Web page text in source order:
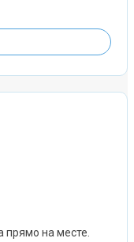
прямо на месте.